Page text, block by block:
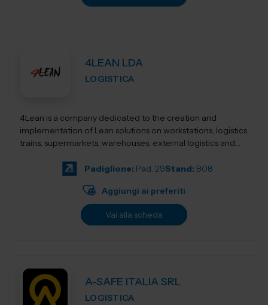
4LEAN LDA
LOGISTICA
4Lean is a company dedicated to the creation and
implementation of Lean solutions on workstations, logistics
trains, supermarkets, warehouses, external logistics and
Padiglione: Pad. 29Stand: B08
Aggiungi ai preferiti
Vai alla scheda
A-SAFE ITALIA SRL
LOGISTICA